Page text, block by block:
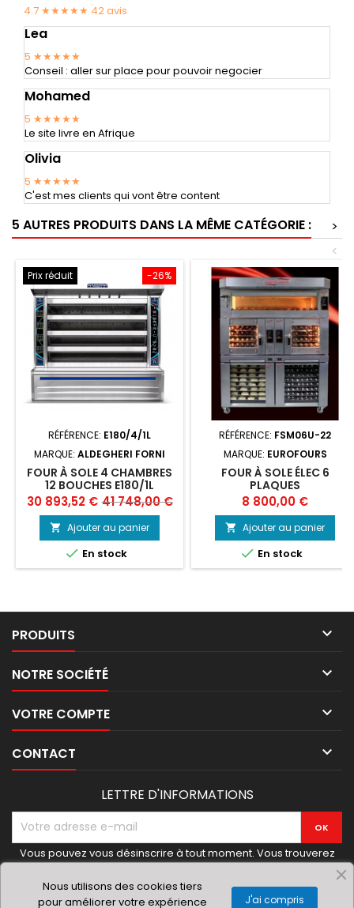
4.7 ★★★★★ 42avis
Lea
5 ★★★★★
Conseil : aller sur place pour pouvoir negocier
Mohamed
5 ★★★★★
Le site livre en Afrique
Olivia
5 ★★★★★
C'est mes clients qui vont être content
5 AUTRES PRODUITS DANS LA MÊME CATÉGORIE :
>
<
-26%
Prix réduit
RÉFÉRENCE: E180/4/1L
MARQUE: ALDEGHERI FORNI
FOUR À SOLE 4 CHAMBRES
12 BOUCHES E180/1L
ALDEGHERI FORNI
Prix
30 893,52 € Prix
de
base
41 748,00 €
 Ajouter au panier
 En stock
RÉFÉRENCE: FSM06U-22
MARQUE: EUROFOURS
FOUR À SOLE ÉLEC 6
PLAQUES
400X600/460X660MM
Prix
8 800,00 €
 Ajouter au panier
 En stock
PRODUITS 
NOTRE SOCIÉTÉ 
VOTRE COMPTE 
CONTACT 
LETTRE D'INFORMATIONS
Vous pouvez vous désinscrire à tout moment. Vous trouverez
pour cela nos informations de contact dans les conditions
d'utilisation du site.
Nous utilisons des cookies tiers
pour améliorer votre expérience
J'ai compris